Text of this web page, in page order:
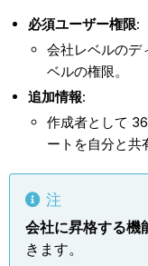
必須ユーザー権限:
会社レベルのデ
ベルの権限。
追加情報:
作成者として
ートを自分と共
注
会社に昇格する機
きます。